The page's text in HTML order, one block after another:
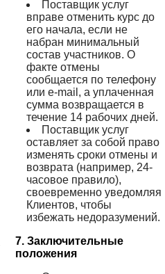
Поставщик услуг
вправе отменить курс до
его начала, если не
набран минимальный
состав участников. О
факте отмены
сообщается по телефону
или e-mail, а уплаченная
сумма возвращается в
течение 14 рабочих дней.
Поставщик услуг
оставляет за собой право
изменять сроки отмены и
возврата (например, 24-
часовое правило),
своевременно уведомляя
Клиентов, чтобы
избежать недоразумений.
7. Заключительные
положения